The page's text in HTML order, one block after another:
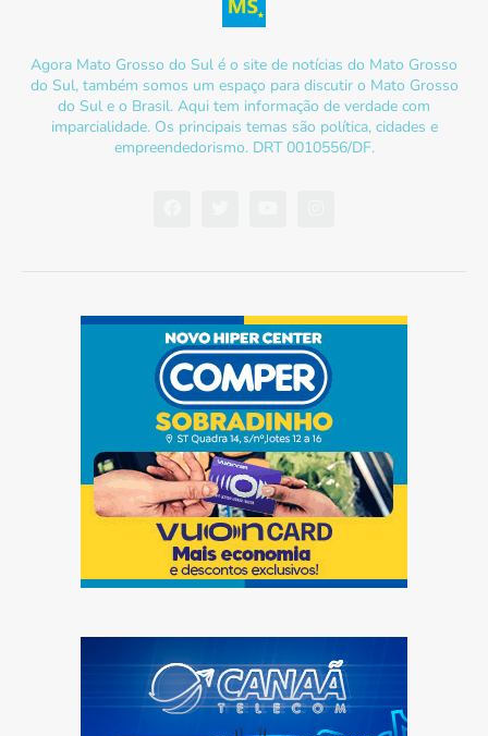
Agora Mato Grosso do Sul é o site de notícias do Mato Grosso
do Sul, também somos um espaço para discutir o Mato Grosso
do Sul e o Brasil. Aqui tem informação de verdade com
imparcialidade. Os principais temas são política, cidades e
empreendedorismo. DRT 0010556/DF.